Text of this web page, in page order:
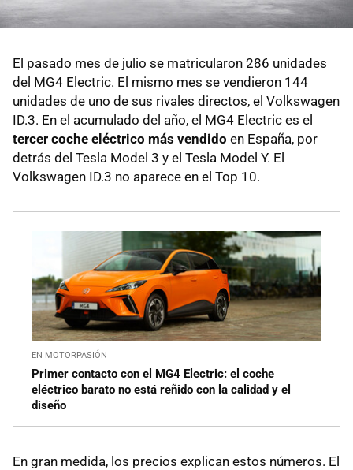
El pasado mes de julio se matricularon 286 unidades
del MG4 Electric. El mismo mes se vendieron 144
unidades de uno de sus rivales directos, el Volkswagen
ID.3. En el acumulado del año, el MG4 Electric es el
tercer coche eléctrico más vendido en España, por
detrás del Tesla Model 3 y el Tesla Model Y. El
Volkswagen ID.3 no aparece en el Top 10.
EN MOTORPASIÓN
Primer contacto con el MG4 Electric: el coche
eléctrico barato no está reñido con la calidad y el
diseño
En gran medida, los precios explican estos números. El